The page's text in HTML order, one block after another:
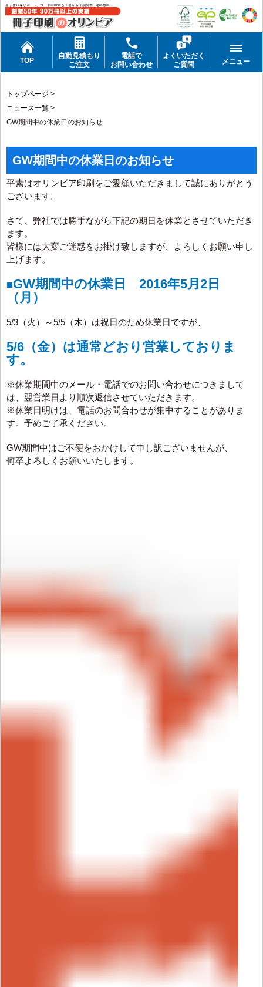
冊子作りをサポート。ワードやPDFを１冊から印刷製本。送料無料
TOP
自動見積もり
ご注文
電話で
お問い合わせ
よくいただく
ご質問
メニュー
トップページ >
ニュース一覧 >
GW期間中の休業日のお知らせ
GW期間中の休業日のお知らせ
平素はオリンピア印刷をご愛顧いただきまして誠にありがとう
ございます。
さて、弊社では勝手ながら下記の期日を休業とさせていただき
ます。
皆様には大変ご迷惑をお掛け致しますが、よろしくお願い申し
上げます。
■GW期間中の休業日 2016年5月2日
（月）
5/3（火）～5/5（木）は祝日のため休業日ですが、
5/6（金）は通常どおり営業しておりま
す。
※休業期間中のメール・電話でのお問い合わせにつきまして
は、翌営業日より順次返信させていただきます。
※休業日明けは、電話のお問合わせが集中することがありま
す。予めご了承ください。
GW期間中はご不便をおかけして申し訳ございませんが、
何卒よろしくお願いいたします。